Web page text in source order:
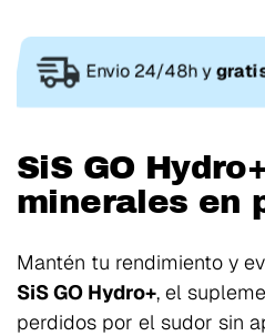
Envio 24/48h y
SiS GO
minerales en
Mantén tu rendimiento y
SiS GO Hydro+, el
perdidos por el sudor sin